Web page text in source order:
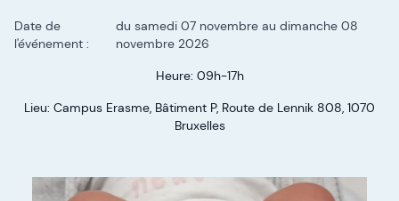
Date de
l'événement :
du samedi 07 novembre au dimanche 08
novembre 2026
Heure: 09h-17h
Lieu: Campus Erasme, Bâtiment P, Route de Lennik 808, 1070
Bruxelles